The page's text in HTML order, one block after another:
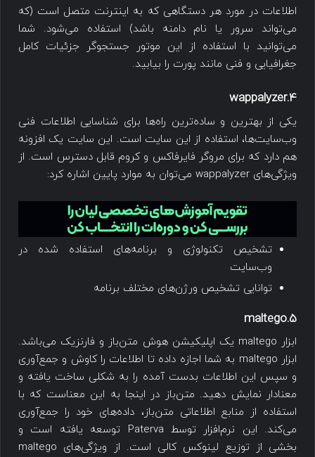
اطلاعات در مورد هر دستگاهی که به اینترنت متصل است (که
می‌تواند سرور یا نام دامنه باشد) استفاده می‌شود. شما
می‌توانید با استفاده از این موتور جستجوگر جزئیات کامل
جغرافیایی و فنی مانند پورت را بیابید.
4.wappalyzer
یکی از بهترین و ساده‌ترین راه‌ها برای شناسایی اطلاعات فنی
وب‌سایت‌ها، استفاده از این سایت است. این سایت یک افزونه
هم دارد که برای مروگر فایرفاکس و کروم قابل دسترس است. از
ویژگی‌های wappalyzer می‌توان به موارد پایین اشاره کرد:
تشخیص تکنولوژی و برنامه‌های استفاده شده در
وب‌سایت
توانایی تشخیص ورژن‌های مختلف برنامه
5.maltego
ابزار maltego یک اپلیکیشن هوش متن‌باز و فارنزیک می‌باشد.
ابزار maltego به شما اجازه داده تا اطلاعات را کاوش و جمع‌آوری
و سپس این اطلاعات بدست آمده را به شکلی ساخت یافته و
معنادار نمایش دهید. متن‌باز در اینجا به این معناست که با
استفاده از منابع اطلاعاتی متن‌باز، داده‌های خود را جمع‌آوری
می‌کند. این نرم‌افزار توسط Paterva توسعه یافته است و
بخشی از توزیع لینوکس کالی است. از ویژگی‌های maltego